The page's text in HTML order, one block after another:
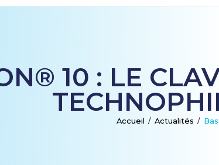
10 : LE
Accueil / Actualités /